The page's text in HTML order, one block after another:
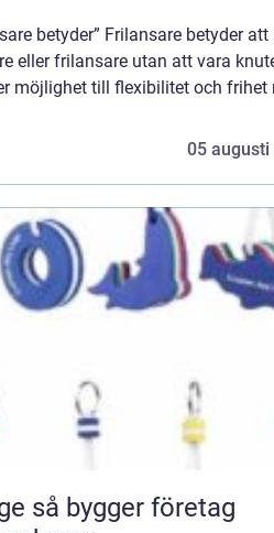
betyder” Frilansare betyder att
eller frilansare utan att vara
möjlighet till flexibilitet och frihet
05 augusti